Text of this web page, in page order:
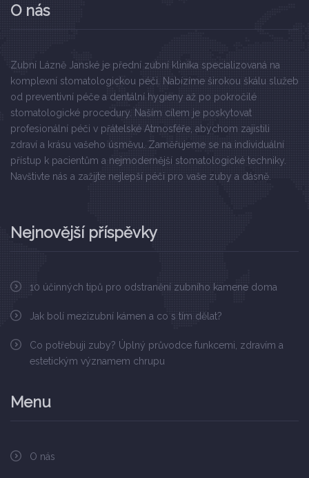
O nás
Zubní Lázně Janské je přední zubní klinika specializovaná na
komplexní stomatologickou péči. Nabízíme širokou škálu služeb
od preventivní péče a dentální hygieny až po pokročilé
stomatologické procedury. Naším cílem je poskytovat
profesionální péči v přátelské Atmosféře, abychom zajistili
zdraví a krásu vašeho úsměvu. Zaměřujeme se na individuální
přístup k pacientům a nejmodernější stomatologické techniky.
Navštivte nás a zažijte nejlepší péči pro vaše zuby a dásně.
Nejnovější příspěvky
10 účinných tipů pro odstranění zubního kamene doma
Jak bolí mezizubní kámen a co s tím dělat?
Co potřebuji zuby? Úplný průvodce funkcemi, zdravím a
estetickým významem chrupu
Menu
O nás